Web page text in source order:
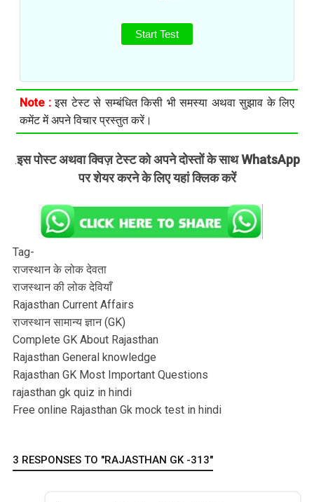
Start Test
Note :इस टेस्ट से सम्बंधित किसी भी समस्या अथवा सुझाव के लिए
कमेंट में अपने विचार प्रस्तुत करें।
.इस पोस्ट अथवा क्विज़ टेस्ट को अपने दोस्तों के साथ WhatsApp
पर शेयर करने के लिए यहां क्लिक करें
Tag-
राजस्थान के लोक देवता
राजस्थान की लोक देवियाँ
Rajasthan Current Affairs
राजस्थान सामान्य ज्ञान (GK)
Complete GK About Rajasthan
Rajasthan General knowledge
Rajasthan GK Most Important Questions
rajasthan gk quiz in hindi
Free online Rajasthan Gk mock test in hindi
3 RESPONSES TO "RAJASTHAN GK -313"